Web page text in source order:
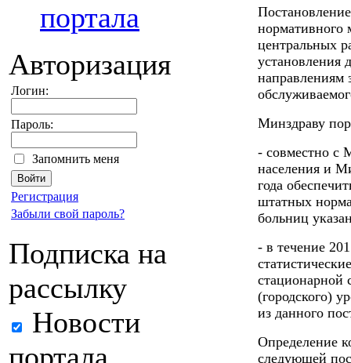
портала
Авторизация
Логин:
Пароль:
Запомнить меня
Регистрация
Забыли свой пароль?
Подписка на
рассылку
Новости
нормативного
центральных
установления
направлениям
Минздраву
- совместно с
населения и
года
штатных
больниц
- в течение
стационарной
(городского)
из данного
Определение
следующей